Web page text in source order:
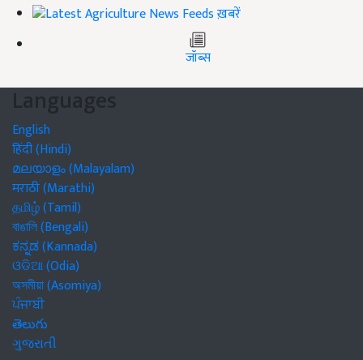
ख़बरें
जॉब्स
Languages
English
हिंदी (Hindi)
മലയാളം (Malayalam)
मराठी (Marathi)
தமிழ் (Tamil)
বাঙালি (Bengali)
ಕನ್ನಡ (Kannada)
ଓଡିଆ (Odia)
অসমীয়া (Asomiya)
ਪੰਜਾਬੀ
తెలుగు
ગુજરાતી